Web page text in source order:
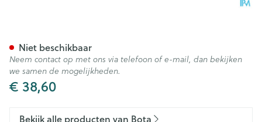
€ 38,60
Niet beschikbaar
Neem contact op met ons via telefoon of e-mail, dan bekijken
we samen de mogelijkheden.
Bekijk alle producten van Bota